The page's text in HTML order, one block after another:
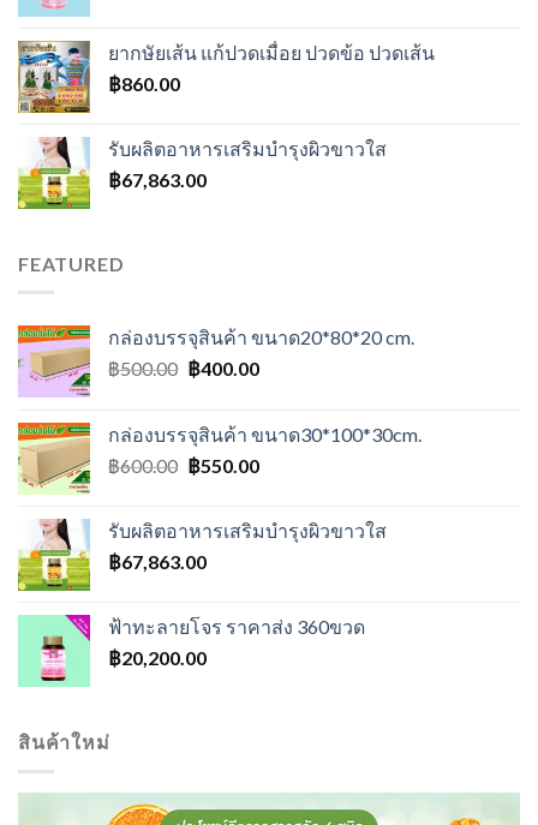
ยากษัยเส้น แก้ปวดเมื่อย ปวดข้อ ปวดเส้น
฿860.00
รับผลิตอาหารเสริมบำรุงผิวขาวใส
฿67,863.00
FEATURED
กล่องบรรจุสินค้า ขนาด20*80*20 cm.
฿500.00 Original
฿500.00.
฿400.00Current
฿400.00.
กล่องบรรจุสินค้า ขนาด30*100*30cm.
฿600.00 Original
฿600.00.
฿550.00Current
฿550.00.
รับผลิตอาหารเสริมบำรุงผิวขาวใส
฿67,863.00
ฟ้าทะลายโจร ราคาส่ง 360ขวด
฿20,200.00
สินค้าใหม่